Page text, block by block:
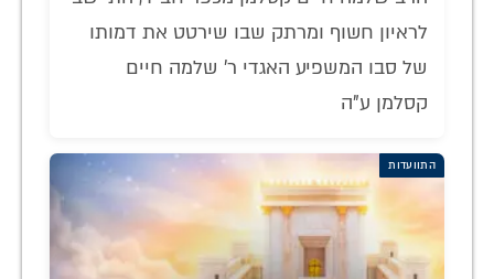
לראיון חשוף ומרתק שבו שירטט את דמותו
של סבו המשפיע האגדי ר' שלמה חיים
קסלמן ע"ה
התוועדות